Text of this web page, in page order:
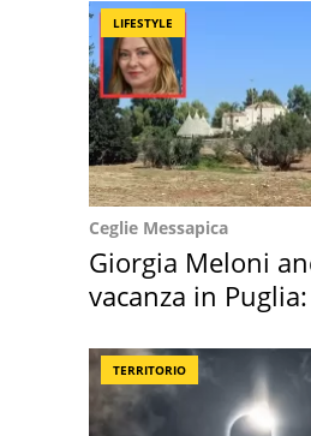
LIFESTYLE
Ceglie Messapica
Giorgia Meloni
vacanza in
TERRITORIO